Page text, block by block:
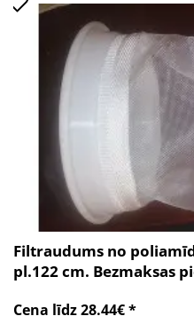
Filtraudums no
pl.122 cm. Bezmaksas
Cena līdz 28.44€ *